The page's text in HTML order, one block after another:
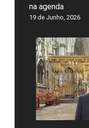
na agenda
19 de Junho, 2026